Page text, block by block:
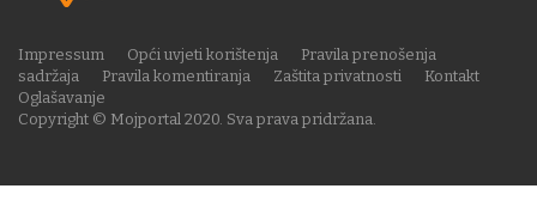
Copyright © Mojportal 2020. Sva prava pridržana.
Impressum Opći uvjeti korištenja
Pravila prenošenja
sadržaja
Pravila komentiranja Zaštita privatnosti
Kontakt
Oglašavanje